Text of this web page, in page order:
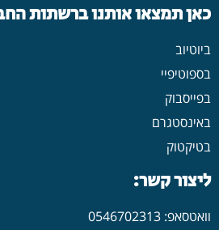
כאן תמצאו אותנו ברשתות
ביוטיוב
בספוטיפיי
בפייסבוק
באינסטגרם
בטיקטוק
ליצור קשר:
וואטסאפ: 0546702313